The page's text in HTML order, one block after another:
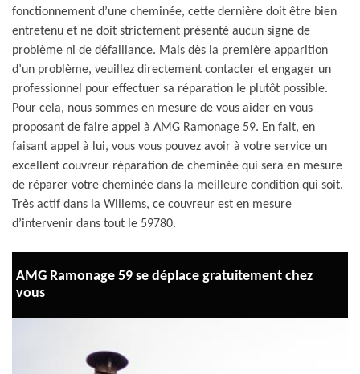
fonctionnement d’une cheminée, cette dernière doit être bien
entretenu et ne doit strictement présenté aucun signe de
problème ni de défaillance. Mais dès la première apparition
d’un problème, veuillez directement contacter et engager un
professionnel pour effectuer sa réparation le plutôt possible.
Pour cela, nous sommes en mesure de vous aider en vous
proposant de faire appel à AMG Ramonage 59. En fait, en
faisant appel à lui, vous vous pouvez avoir à votre service un
excellent couvreur réparation de cheminée qui sera en mesure
de réparer votre cheminée dans la meilleure condition qui soit.
Très actif dans la Willems, ce couvreur est en mesure
d’intervenir dans tout le 59780.
AMG Ramonage 59 se déplace gratuitement chez
vous